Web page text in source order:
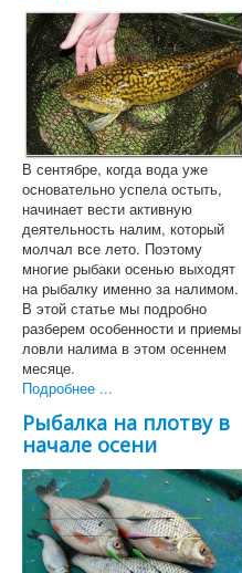
В сентябре, когда вода уже
основательно успела остыть,
начинает вести активную
деятельность налим, который
молчал все лето. Поэтому
многие рыбаки осенью выходят
на рыбалку именно за налимом.
В этой статье мы подробно
разберем особенности и приемы
ловли налима в этом осеннем
месяце.
Подробнее ...
Рыбалка на плотву в
начале осени